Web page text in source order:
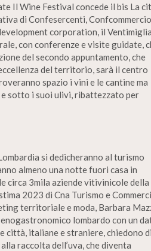
Il Wine Festival concede il bis La
di Confesercenti,
corporation, il Ventimiglia
con conferenze e visite guidate,
del secondo appuntamento, che
del territorio, sarà il centro
spazio i vini e le cantine ma
e sotto i suoi ulivi, ribattezzato per
si dedicheranno al turismo
almeno una notte fuori casa in
circa 3mila aziende vitivinicole della
2023 di Cna Turismo e
territoriale e moda, Barbara
lombardo con un
città, italiane e straniere, chiedono di
raccolta dell’uva, che diventa